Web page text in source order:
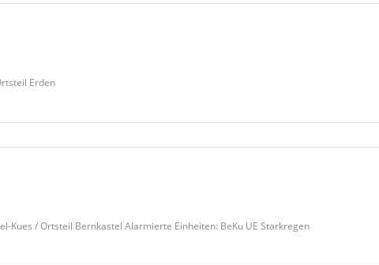
Erden
Kues / Ortsteil Bernkastel Alarmierte Einheiten: BeKu UE Starkregen